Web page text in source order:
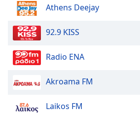
Athens Deejay
92.9 KISS
Radio ENA
Akroama FM
Laikos FM